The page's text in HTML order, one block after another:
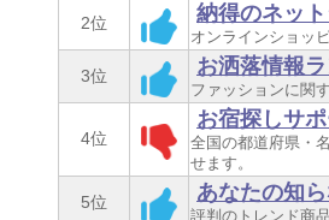
2位 納得のネッ
オンラインショッ
3位 お洒落情報
ファッションに関
4位
お宿探しサ
全国の都道府県・
せます。
5位 あなたの知
評判のトレンド商